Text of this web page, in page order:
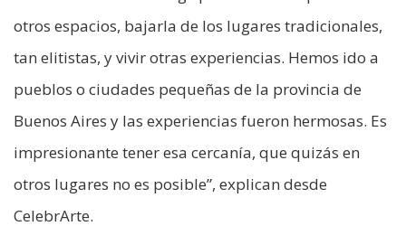
otros espacios, bajarla de los lugares tradicionales,
tan elitistas, y vivir otras experiencias. Hemos ido a
pueblos o ciudades pequeñas de la provincia de
Buenos Aires y las experiencias fueron hermosas. Es
impresionante tener esa cercanía, que quizás en
otros lugares no es posible”, explican desde
CelebrArte.